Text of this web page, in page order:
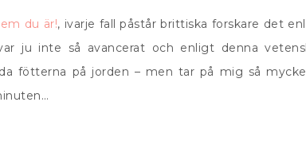
du är!, ivarje fall påstår brittiska forskare det
ju inte så avancerat och enligt denna
fötterna på jorden – men tar på mig så